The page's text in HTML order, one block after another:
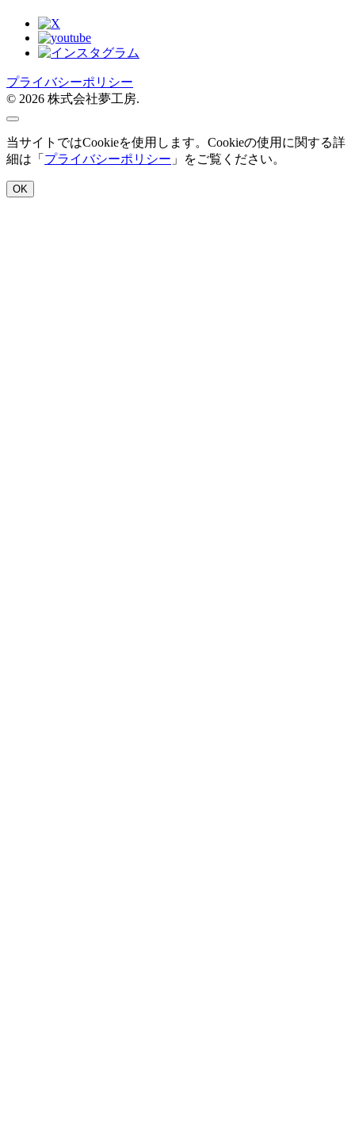
プライバシーポリシー
© 2026 株式会社夢工房.
当サイトではCookieを使用します。Cookieの使用に関する詳
細は「 プライバシーポリシー 」をご覧ください。
OK